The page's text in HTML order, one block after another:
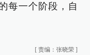
每一个阶段，自
[ 责编：张晓荣 ]